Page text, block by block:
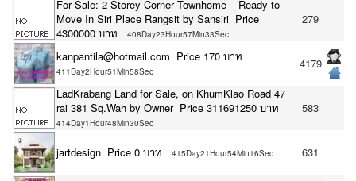
For Sale: 2-Storey Corner Townhome – Ready to
Move In Siri Place Rangsit by Sansiri Price
4300000 บาท
408Day23Hour57Min33Sec
279
kanpantila@hotmail.com Price 170 บาท
411Day2Hour51Min58Sec
4179
LadKrabang Land for Sale, on KhumKlao Road 47
rai 381 Sq.Wah by Owner Price 311691250 บาท
414Day1Hour48Min30Sec
583
jartdesign Price 0 บาท 415Day21Hour54Min16Sec 631